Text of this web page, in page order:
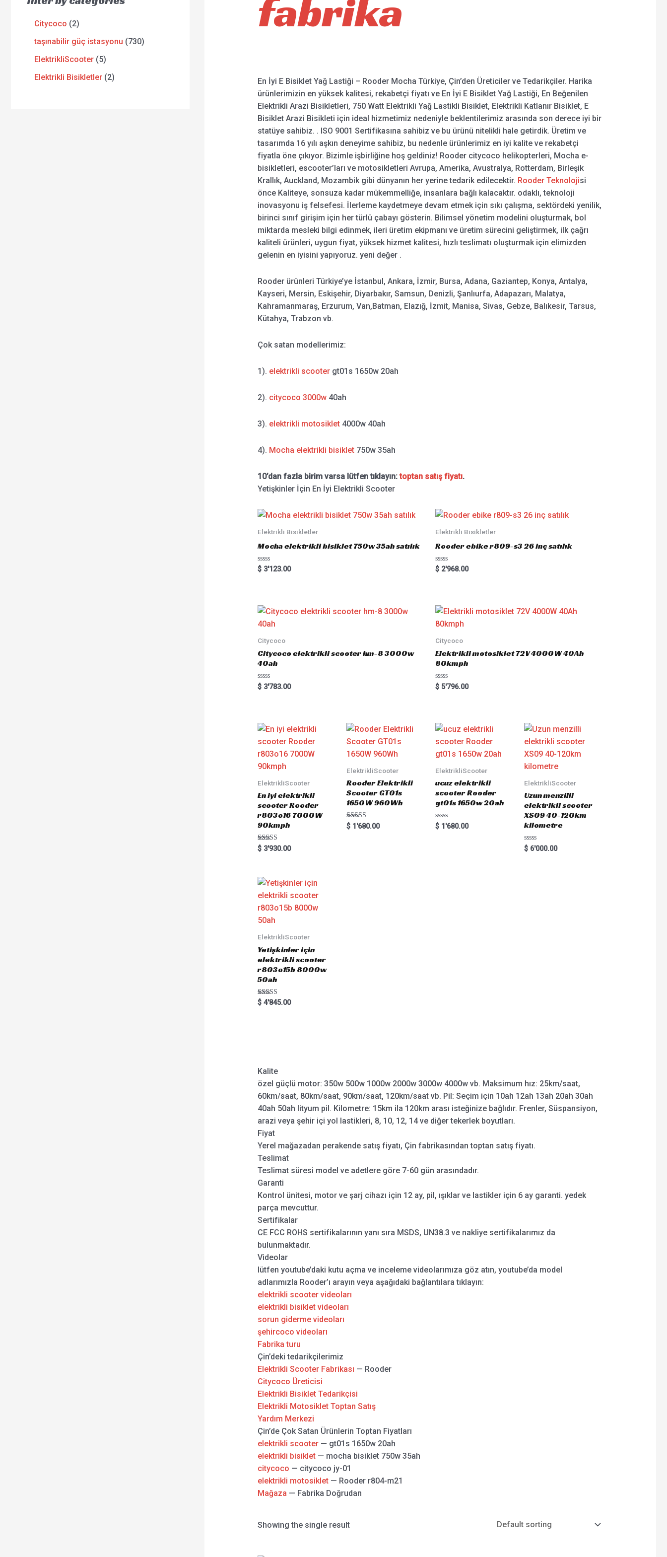
Citycoco 2
taşınabilir güç istasyonu 730
ElektrikliScooter 5
Elektrikli Bisikletler 2
fabrika
En İyi E Bisiklet Yağ Lastiği – Rooder Mocha Türkiye, Çin’den Üreticiler ve Tedarikçiler. Harika
ürünlerimizin en yüksek kalitesi, rekabetçi fiyatı ve En İyi E Bisiklet Yağ Lastiği, En Beğenilen
Elektrikli Arazi Bisikletleri, 750 Watt Elektrikli Yağ Lastikli Bisiklet, Elektrikli Katlanır Bisiklet, E
Bisiklet Arazi Bisikleti için ideal hizmetimiz nedeniyle beklentilerimiz arasında son derece iyi bir
statüye sahibiz. . ISO 9001 Sertifikasına sahibiz ve bu ürünü nitelikli hale getirdik. Üretim ve
tasarımda 16 yılı aşkın deneyime sahibiz, bu nedenle ürünlerimiz en iyi kalite ve rekabetçi
fiyatla öne çıkıyor. Bizimle işbirliğine hoş geldiniz! Rooder citycoco helikopterleri, Mocha e-
bisikletleri, escooter’ları ve motosikletleri Avrupa, Amerika, Avustralya, Rotterdam, Birleşik
Krallık, Auckland, Mozambik gibi dünyanın her yerine tedarik edilecektir. Rooder Teknolojisi
önce Kaliteye, sonsuza kadar mükemmelliğe, insanlara bağlı kalacaktır. odaklı, teknoloji
inovasyonu iş felsefesi. İlerleme kaydetmeye devam etmek için sıkı çalışma, sektördeki yenilik,
birinci sınıf girişim için her türlü çabayı gösterin. Bilimsel yönetim modelini oluşturmak, bol
miktarda mesleki bilgi edinmek, ileri üretim ekipmanı ve üretim sürecini geliştirmek, ilk çağrı
kaliteli ürünleri, uygun fiyat, yüksek hizmet kalitesi, hızlı teslimatı oluşturmak için elimizden
gelenin en iyisini yapıyoruz. yeni değer .
Rooder ürünleri Türkiye’ye İstanbul, Ankara, İzmir, Bursa, Adana, Gaziantep, Konya, Antalya,
Kayseri, Mersin, Eskişehir, Diyarbakır, Samsun, Denizli, Şanlıurfa, Adapazarı, Malatya,
Kahramanmaraş, Erzurum, Van,Batman, Elazığ, İzmit, Manisa, Sivas, Gebze, Balıkesir, Tarsus,
Kütahya, Trabzon vb.
Çok satan modellerimiz:
1). elektrikli scootergt01s 1650w 20ah
2). citycoco 3000w40ah
3). elektrikli motosiklet4000w 40ah
4). Mocha elektrikli bisiklet750w 35ah
10’dan fazla birim varsa lütfen tıklayın:toptan satış fiyatı.
Yetişkinler İçin En İyi Elektrikli Scooter
Elektrikli Bisikletler
Mocha elektrikli bisiklet 750w 35ah satılık
Rated
0
$3'123.00
Elektrikli Bisikletler
Rooder ebike r809-s3 26 inç satılık
Rated
0
$ 2'968.00
Citycoco
Citycoco elektrikli scooter hm-8 3000w
40ah
Rated
0
$3'783.00
Citycoco
Elektrikli motosiklet 72V 4000W 40Ah
80kmph
Rated
0
$ 5'796.00
ElektrikliScooter
En iyi elektrikli
scooter Rooder
r803o16 7000W
90kmph
Rated
5.00
$3'930.00
ElektrikliScooter
Rooder Elektrikli
Scooter GT01s
1650W 960Wh
Rated
5.00
$1'680.00
ElektrikliScooter
ucuz elektrikli
scooter Rooder
gt01s 1650w 20ah
Rated
0
$ 1'680.00
ElektrikliScooter
Uzun menzilli
elektrikli scooter
XS09 40-120km
kilometre
Rated
0
$ 6'000.00
ElektrikliScooter
Yetişkinler için
elektrikli scooter
r803o15b 8000w
50ah
Rated
5.00
$4'845.00
Kalite
özel güçlü motor: 350w 500w 1000w 2000w 3000w 4000w vb. Maksimum hız: 25km/saat,
60km/saat, 80km/saat, 90km/saat, 120km/saat vb. Pil: Seçim için 10ah 12ah 13ah 20ah 30ah
40ah 50ah lityum pil. Kilometre: 15km ila 120km arası isteğinize bağlıdır. Frenler, Süspansiyon,
arazi veya şehir içi yol lastikleri, 8, 10, 12, 14 ve diğer tekerlek boyutları.
Fiyat
Yerel mağazadan perakende satış fiyatı, Çin fabrikasından toptan satış fiyatı.
Teslimat
Teslimat süresi model ve adetlere göre 7-60 gün arasındadır.
Garanti
Kontrol ünitesi, motor ve şarj cihazı için 12 ay, pil, ışıklar ve lastikler için 6 ay garanti. yedek
parça mevcuttur.
Sertifikalar
CE FCC ROHS sertifikalarının yanı sıra MSDS, UN38.3 ve nakliye sertifikalarımız da
bulunmaktadır.
Videolar
lütfen youtube’daki kutu açma ve inceleme videolarımıza göz atın, youtube’da model
adlarımızla Rooder’ı arayın veya aşağıdaki bağlantılara tıklayın:
elektrikli scooter videoları
elektrikli bisiklet videoları
sorun giderme videoları
şehircoco videoları
Fabrika turu
Çin’deki tedarikçilerimiz
Elektrikli Scooter Fabrikası — Rooder
Citycoco Üreticisi
Elektrikli Bisiklet Tedarikçisi
Elektrikli Motosiklet Toptan Satış
Yardım Merkezi
Çin’de Çok Satan Ürünlerin Toptan Fiyatları
elektrikli scooter— gt01s 1650w 20ah
elektrikli bisiklet— mocha bisiklet 750w 35ah
citycoco — citycoco jy-01
elektrikli motosiklet— Rooder r804-m21
Mağaza — Fabrika Doğrudan
Showing the single result